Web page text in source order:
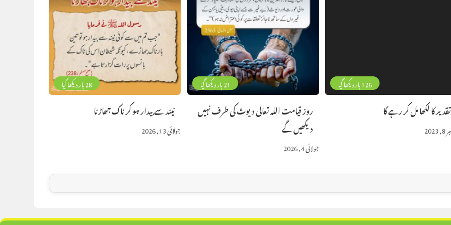
28 بار دیکھا گیا
نیند سے بیدار ہو کر ناک جھاڑنا
جولائی 13, 2026
21 بار دیکھا گیا
روز قیامت اللہ تعالی دیوث کی طرف نہیں
دیکھیں گے
جولائی 4, 2026
126 بار دیکھا گیا
تقدیر کا لکھا مل کر رہے گا